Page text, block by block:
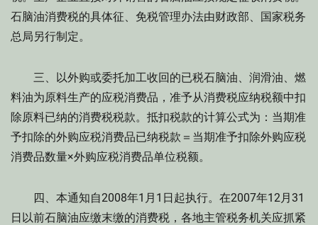
石脑油消费税的具体征、免税管理办法由财政部、国家税务
总局另行制定。
三、以外购或委托加工收回的已税石脑油、润滑油、燃
料油为原料生产的应税消费品，准予从消费税应纳税额中扣
除原料已纳的消费税税款。抵扣税款的计算公式为：当期准
予扣除的外购应税消费品已纳税款＝当期准予扣除外购应税
消费品数量×外购应税消费品单位税额。
四、本通知自2008年1月1日起执行。在2007年12月31
日以前石脑油应缴末缴的消费税，各地主管税务机关应抓紧